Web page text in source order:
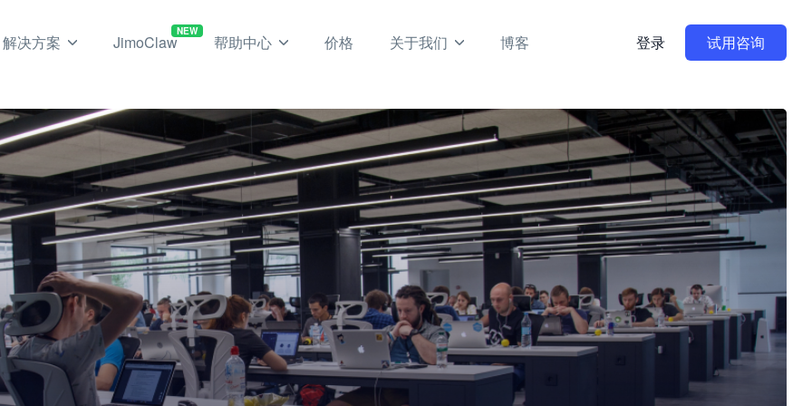
解决方案 JimoClaw
NEW
帮助中心 价格 关于我们 博客 登录 试用咨询